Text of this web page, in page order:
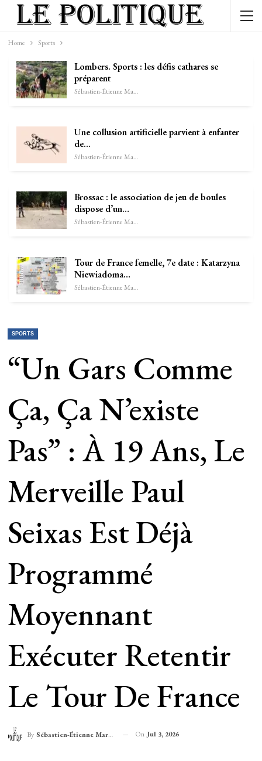
Home Sports
Lombers. Sports : les défis cathares se
préparent
Sébastien-Étienne Marechal
Une collusion artificielle parvient à enfanter
de…
Sébastien-Étienne Marechal
Brossac : le association de jeu de boules
dispose d’un…
Sébastien-Étienne Marechal
Tour de France femelle, 7e date : Katarzyna
Niewiadoma…
Sébastien-Étienne Marechal
SPORTS
“Un Gars Comme
Ça, Ça N’existe
Pas” : À 19 Ans, Le
Merveille Paul
Seixas Est Déjà
Programmé
Moyennant
Exécuter Retentir
Le Tour De France
By Sébastien-Étienne Marechal On Jul 3, 2026